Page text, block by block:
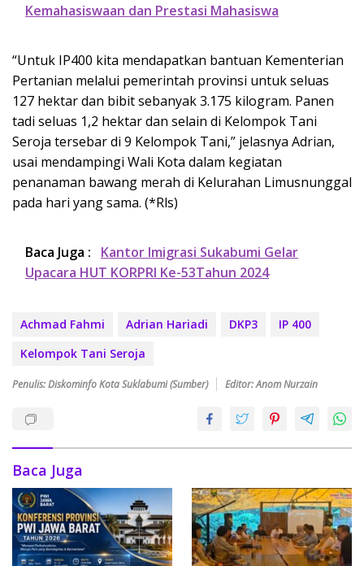
Kemahasiswaan dan Prestasi Mahasiswa
“Untuk IP400 kita mendapatkan bantuan Kementerian
Pertanian melalui pemerintah provinsi untuk seluas
127 hektar dan bibit sebanyak 3.175 kilogram. Panen
tadi seluas 1,2 hektar dan selain di Kelompok Tani
Seroja tersebar di 9 Kelompok Tani,” jelasnya Adrian,
usai mendampingi Wali Kota dalam kegiatan
penanaman bawang merah di Kelurahan Limusnunggal
pada hari yang sama. (*Rls)
Baca Juga :
Kantor Imigrasi Sukabumi Gelar
Upacara HUT KORPRI Ke-53Tahun 2024
Achmad Fahmi Adrian Hariadi DKP3
IP 400
Kelompok Tani Seroja
Penulis: Diskominfo Kota Suklabumi (Sumber) Editor: Anom Nurzain
Baca Juga